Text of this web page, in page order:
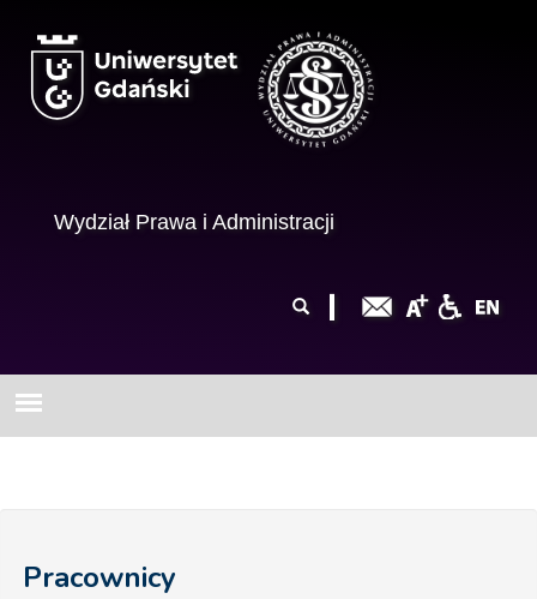
Wydział Prawa i Administracji
wyszukiwania
Pracownicy